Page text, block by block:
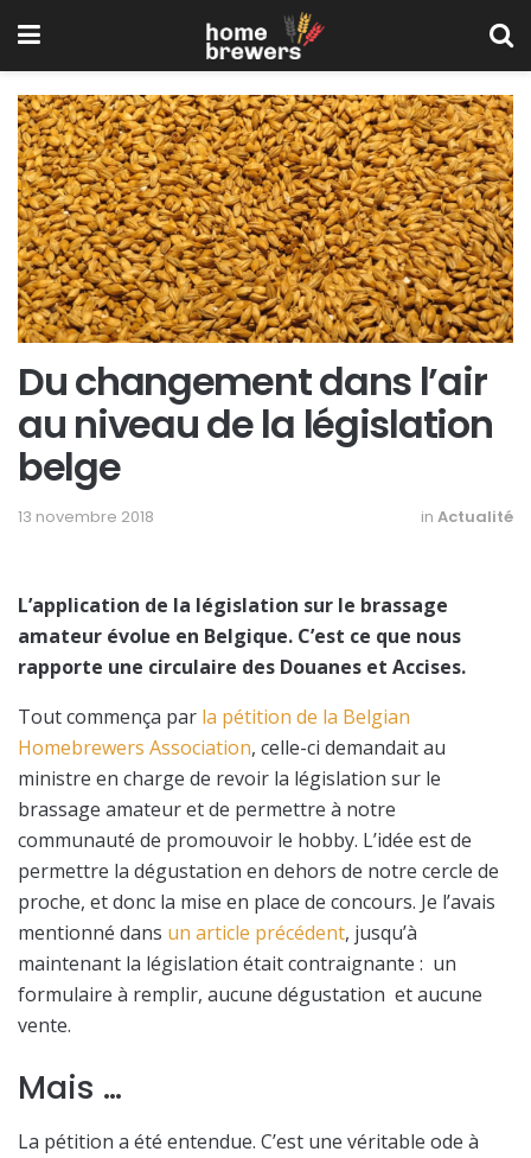
Du changement dans l’air
au niveau de la législation
belge
13 novembre 2018 in Actualité
L’application de la législation sur le brassage
amateur évolue en Belgique. C’est ce que nous
rapporte une circulaire des Douanes et Accises.
Tout commença par la pétition de la Belgian
Homebrewers Association, celle-ci demandait au
ministre en charge de revoir la législation sur le
brassage amateur et de permettre à notre
communauté de promouvoir le hobby. L’idée est de
permettre la dégustation en dehors de notre cercle de
proche, et donc la mise en place de concours. Je l’avais
mentionné dans un article précédent, jusqu’à
maintenant la législation était contraignante : un
formulaire à remplir, aucune dégustation et aucune
vente.
Mais …
La pétition a été entendue. C’est une véritable ode à